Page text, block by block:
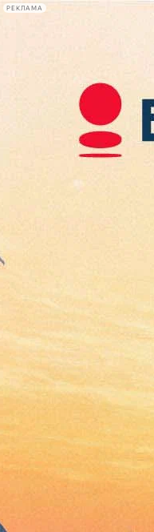
РЕКЛАМА
Сегодня:
2026.08.09
12:12
Афиша Plus